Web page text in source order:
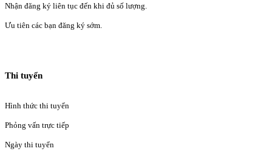
Nhận đăng ký liên tục đến khi đủ số lượng.
Ưu tiên các bạn đăng ký sớm.
Thi tuyển
Hình thức thi tuyển
Phỏng vấn trực tiếp
Ngày thi tuyển